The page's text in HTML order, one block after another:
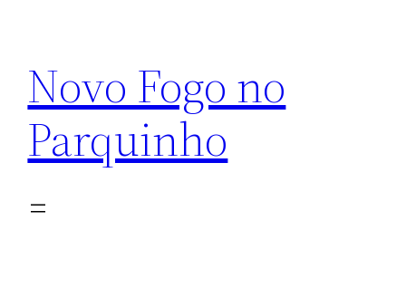
conteúdo
Novo Fogo no
Parquinho